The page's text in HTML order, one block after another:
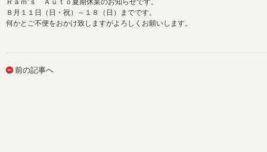
Ｒａｍ’ｓ Ａｕｔｏ夏期休業のお知らせです。
８月１１日（日・祝）～１８（日）までです。
何かとご不便をおかけ致しますがよろしくお願いします。
前の記事へ